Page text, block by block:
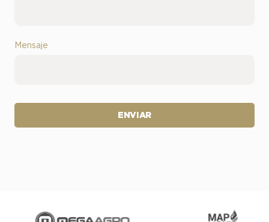
Mensaje
ENVIAR